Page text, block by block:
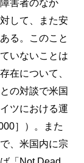
害者のなか
して、また安
る。このこと
いないことは
在について、
の対談で米国
ツにおける運
］）。また
、米国内に宗